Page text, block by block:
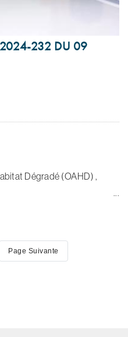
2024-232 DU 09
Dégradé (OAHD) ,
Page
Page Suivante